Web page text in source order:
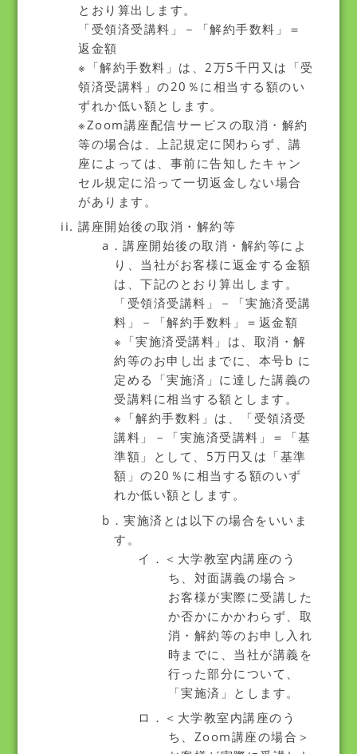
とおり算出します。
「受領済受講料」－「解約手数料」＝
返金額
※「解約手数料」は、2万5千円又は「受
領済受講料」の20％に相当する額のい
ずれか低い額とします。
※Zoom講座配信サービスの取消・解約
等の場合は、上記規定に関わらず、講
座によっては、事前に告知したキャン
セル規定に沿って一切返金しない場合
があります。
講座開始後の取消・解約等
a．講座開始後の取消・解約等によ
り、当社がお客様に返金する金額
は、下記のとおり算出します。
「受領済受講料」－「実施済受講
料」－「解約手数料」＝返金額
※「実施済受講料」は、取消・解
約等のお申し出までに、本号b に
定める「実施済」に達した講義の
受講料に相当する額とします。
※「解約手数料」は、「受領済受
講料」－「実施済受講料」＝「基
準額」として、5万円又は「基準
額」の20％に相当する額のいず
れか低い額とします。
b．実施済とは以下の場合をいいま
す。
イ．＜大学教室内講座のう
ち、対面講義の場合＞
お客様が実際に受講した
か否かにかかわらず、取
消・解約等のお申し入れ
時までに、当社が講義を
行った部分について、
「実施済」とします。
ロ．＜大学教室内講座のう
ち、Zoom講座の場合＞